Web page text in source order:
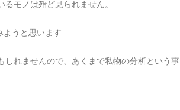
モノは殆ど見られません。
ようと思います
しれませんので、あくまで私物の分析という事